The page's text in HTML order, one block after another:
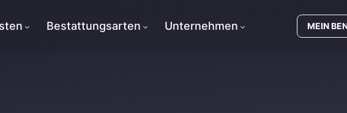
Bestattungsarten Unternehmen MEIN